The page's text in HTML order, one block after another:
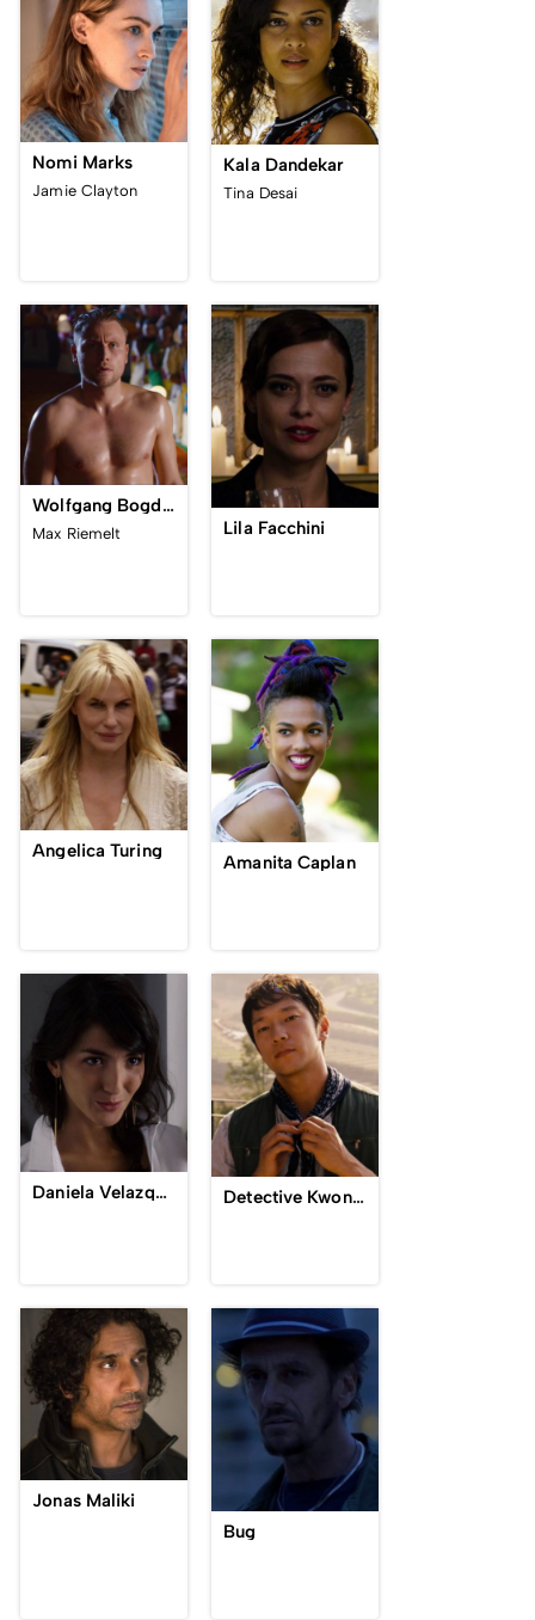
Nomi Marks
Jamie Clayton
Kala Dandekar
Tina Desai
Wolfgang Bogdanow
Max Riemelt Lila Facchini
Angelica Turing
Amanita Caplan
Daniela Velazquez Detective Kwon-Ho Mun
Jonas Maliki
Bug